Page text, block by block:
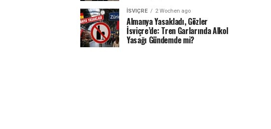
İSVIÇRE 2 Wochen ago
Almanya Yasakladı, Gözler
İsviçre’de: Tren Garlarında Alkol
Yasağı Gündemde mi?